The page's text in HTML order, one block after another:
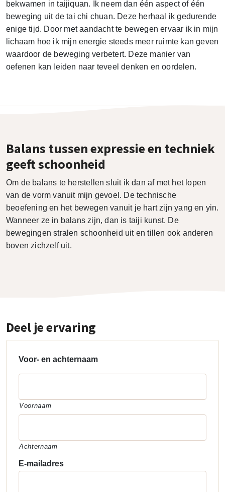
bekwamen in taijiquan. Ik neem dan één aspect of één
beweging uit de tai chi chuan. Deze herhaal ik gedurende
enige tijd. Door met aandacht te bewegen ervaar ik in mijn
lichaam hoe ik mijn energie steeds meer ruimte kan geven
waardoor de beweging verbetert. Deze manier van
oefenen kan leiden naar teveel denken en oordelen.
Balans tussen expressie en techniek
geeft schoonheid
Om de balans te herstellen sluit ik dan af met het lopen
van de vorm vanuit mijn gevoel. De technische
beoefening en het bewegen vanuit je hart zijn yang en yin.
Wanneer ze in balans zijn, dan is taiji kunst. De
bewegingen stralen schoonheid uit en tillen ook anderen
boven zichzelf uit.
Deel je ervaring
Voor- en achternaam
Voornaam
Achternaam
E-mailadres